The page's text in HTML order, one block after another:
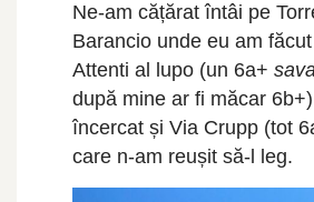
Ne-am cățărat întâi pe
Barancio unde eu am făcut
Attenti al lupo (un 6a+
după mine ar fi măcar
încercat și Via Crupp (tot
care n-am reușit să-l leg.